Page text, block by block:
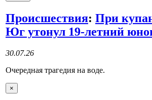
Происшествия: При
Юг утонул 19-летний
30.07.26
Очередная трагедия на воде.
×